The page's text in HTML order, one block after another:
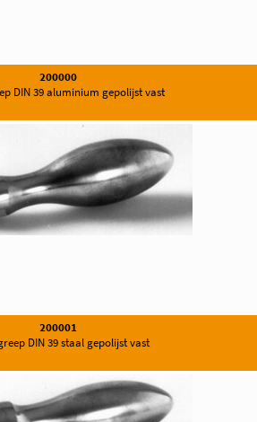
200000
DIN 39 aluminium gepolijst vast
200001
DIN 39 staal gepolijst vast